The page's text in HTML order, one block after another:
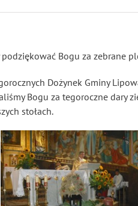
Bogu za zebrane
Dożynek Gminy
Bogu za tegoroczne dary
stołach.